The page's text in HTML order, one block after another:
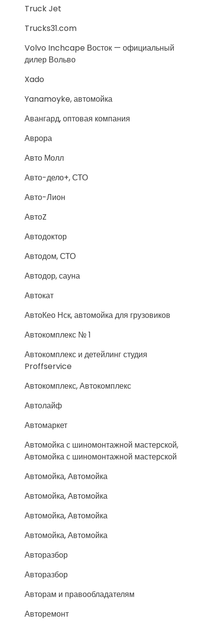
Truck Jet
Trucks31.com
Volvo Inchcape Восток — официальный
дилер Вольво
Xado
Yanamoyke, автомойка
Авангард, оптовая компания
Аврора
Авто Молл
Авто-дело+, СТО
Авто-Лион
АвтоZ
Автодоктор
Автодом, СТО
Автодор, сауна
Автокат
АвтоКео Нск, автомойка для грузовиков
Автокомплекс № 1
Автокомплекс и детейлинг студия
Proffservice
Автокомплекс, Автокомплекс
Автолайф
Автомаркет
Автомойка с шиномонтажной мастерской,
Автомойка с шиномонтажной мастерской
Автомойка, Автомойка
Автомойка, Автомойка
Автомойка, Автомойка
Автомойка, Автомойка
Авторазбор
Авторазбор
Авторам и правообладателям
Авторемонт